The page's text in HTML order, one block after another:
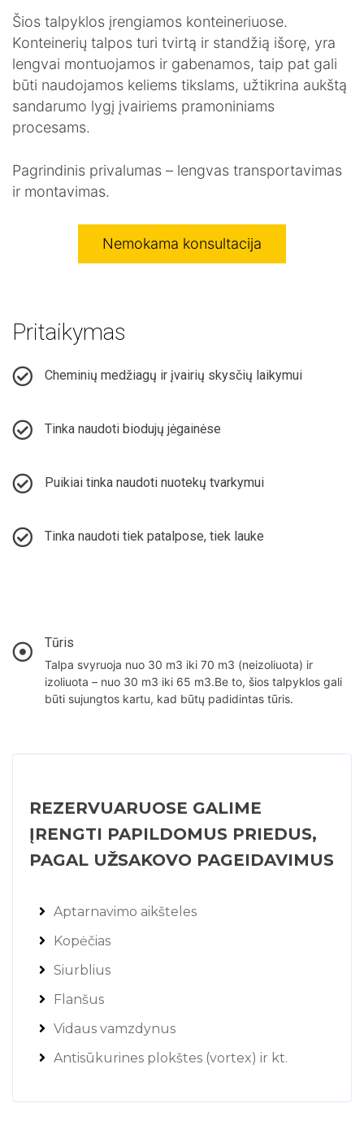
PASLAUGOS
DIDMENINĖ PREKYBA
ES PROJEKTAI
Šios talpyklos įrengiamos konteineriuose.
Konteinerių talpos turi tvirtą ir standžią išorę, yra
lengvai montuojamos ir gabenamos, taip pat gali
būti naudojamos keliems tikslams, užtikrina aukštą
sandarumo lygį įvairiems pramoniniams
procesams.
Pagrindinis privalumas – lengvas transportavimas
ir montavimas.
Nemokama konsultacija
Pritaikymas
Cheminių medžiagų ir įvairių skysčių laikymui
Tinka naudoti biodujų jėgainėse
Puikiai tinka naudoti nuotekų tvarkymui
Tinka naudoti tiek patalpose, tiek lauke
Tūris
Talpa svyruoja nuo 30 m3 iki 70 m3 (neizoliuota) ir
izoliuota – nuo 30 m3 iki 65 m3.Be to, šios talpyklos gali
būti sujungtos kartu, kad būtų padidintas tūris.
REZERVUARUOSE GALIME
ĮRENGTI PAPILDOMUS PRIEDUS,
PAGAL UŽSAKOVO PAGEIDAVIMUS
Aptarnavimo aikšteles
Kopėčias
Siurblius
Flanšus
Vidaus vamzdynus
Antisūkurines plokštes (vortex) ir kt.